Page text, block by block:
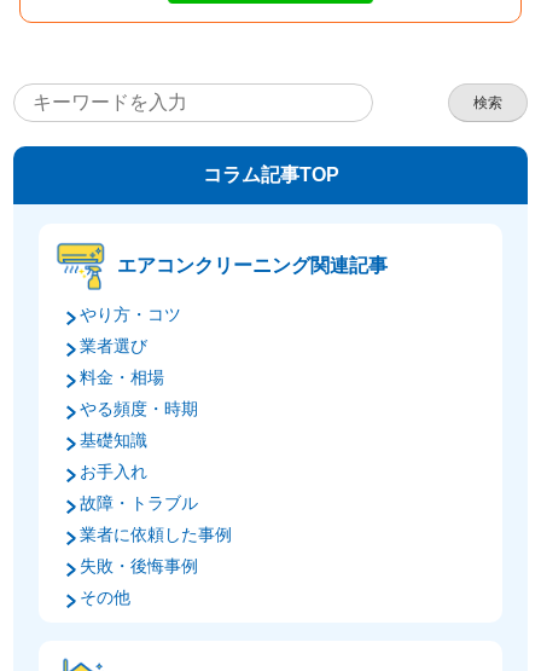
検索
コラム記事TOP
エアコンクリーニング関連記事
やり方・コツ
業者選び
料金・相場
やる頻度・時期
基礎知識
お手入れ
故障・トラブル
業者に依頼した事例
失敗・後悔事例
その他